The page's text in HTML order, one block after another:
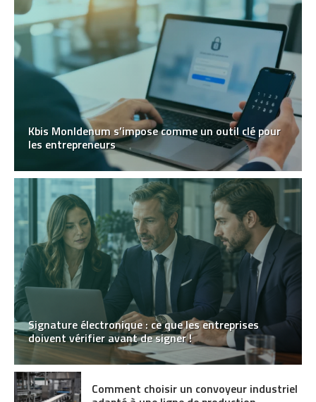
Kbis MonIdenum s’impose comme un outil clé pour
les entrepreneurs
Signature électronique : ce que les entreprises
doivent vérifier avant de signer !
Comment choisir un convoyeur industriel